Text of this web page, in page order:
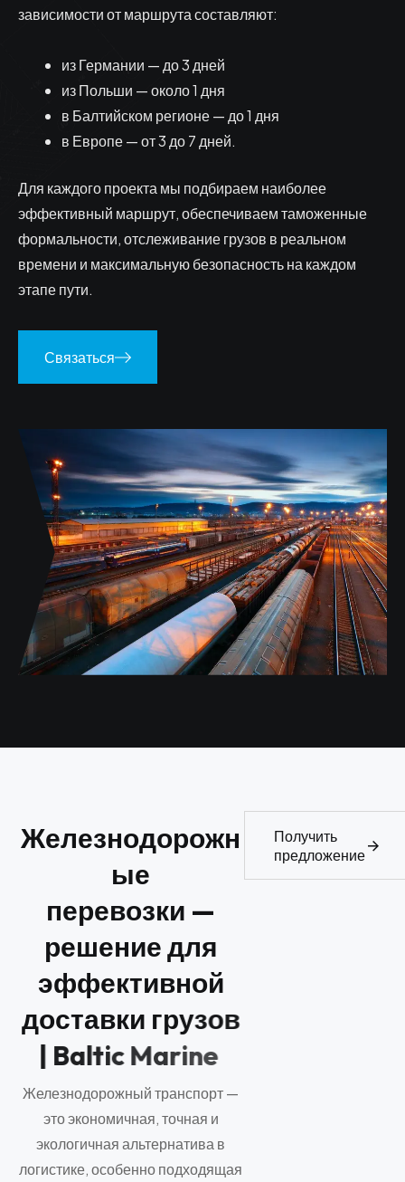
зависимости от маршрута составляют:
из Германии — до 3 дней
из Польши — около 1 дня
в Балтийском регионе — до 1 дня
в Европе — от 3 до 7 дней.
Для каждого проекта мы подбираем наиболее
эффективный маршрут, обеспечиваем таможенные
формальности, отслеживание грузов в реальном
времени и максимальную безопасность на каждом
этапе пути.
Связаться
Железнодорожн
ые
перевозки —
решениедля
эффективной
доставки грузов
| Baltic Marine
Железнодорожный транспорт —
это экономичная, точная и
экологичная альтернатива в
логистике, особенно подходящая
Получить
предложение